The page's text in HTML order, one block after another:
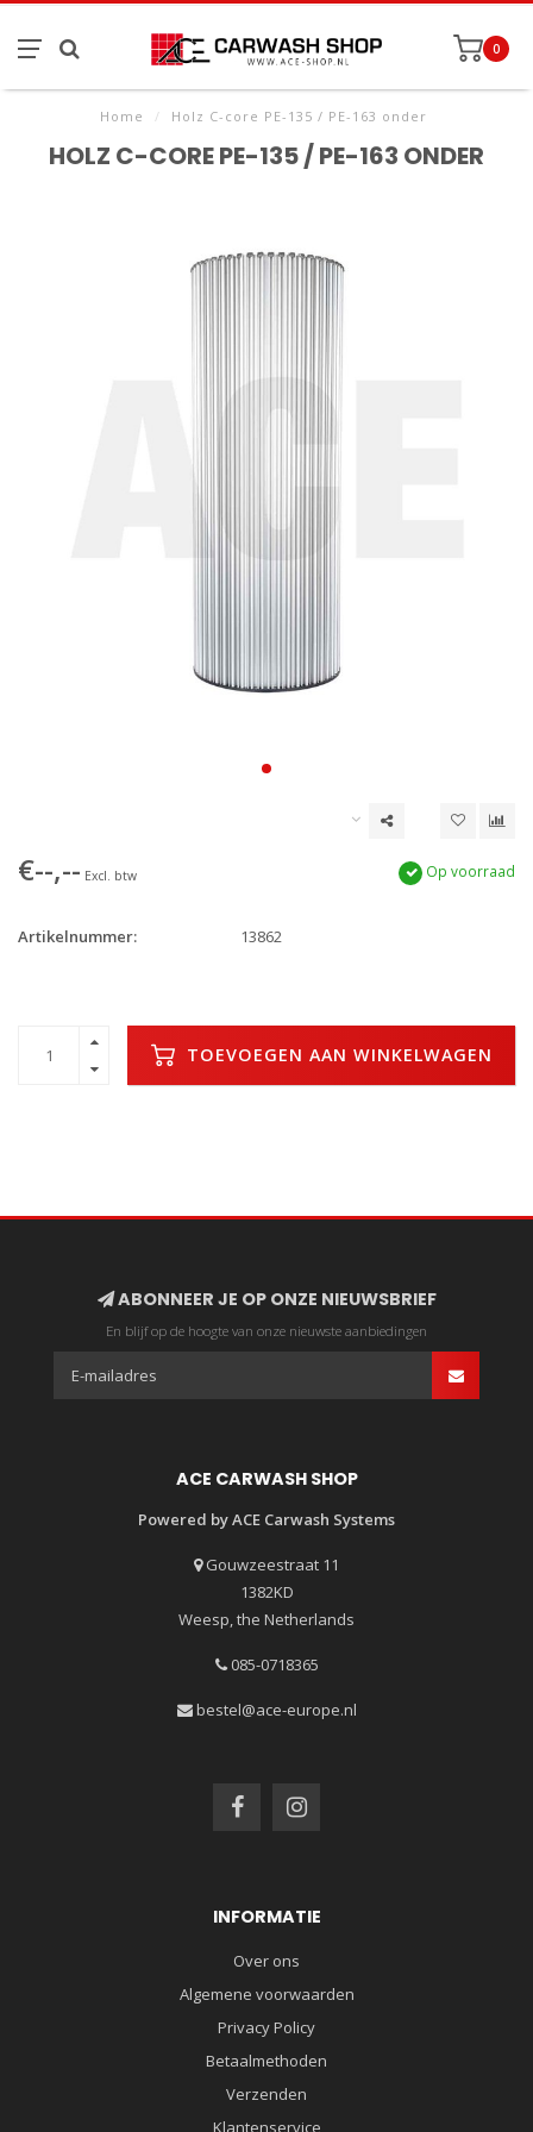
0
Home / Holz C-core PE-135 / PE-163 onder
HOLZ C-CORE PE-135 / PE-163 ONDER
€--,-- Excl. btw Op voorraad
Artikelnummer: 13862
TOEVOEGEN AAN WINKELWAGEN
ABONNEER JE OP ONZE NIEUWSBRIEF
En blijf op de hoogte van onze nieuwste aanbiedingen
ACE CARWASH SHOP
Powered by ACE Carwash Systems
Gouwzeestraat 11
1382KD
Weesp, the Netherlands
085-0718365
bestel@ace-europe.nl
INFORMATIE
Over ons
Algemene voorwaarden
Privacy Policy
Betaalmethoden
Verzenden
Klantenservice